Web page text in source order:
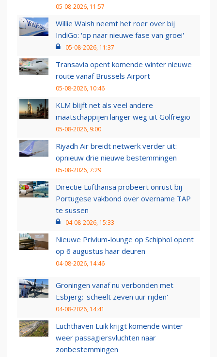
05-08-2026, 11:57
Willie Walsh neemt het roer over bij
IndiGo: 'op naar nieuwe fase van groei'
05-08-2026, 11:37
Transavia opent komende winter nieuwe
route vanaf Brussels Airport
05-08-2026, 10:46
KLM blijft net als veel andere
maatschappijen langer weg uit Golfregio
05-08-2026, 9:00
Riyadh Air breidt netwerk verder uit:
opnieuw drie nieuwe bestemmingen
05-08-2026, 7:29
Directie Lufthansa probeert onrust bij
Portugese vakbond over overname TAP
te sussen
04-08-2026, 15:33
Nieuwe Privium-lounge op Schiphol opent
op 6 augustus haar deuren
04-08-2026, 14:46
Groningen vanaf nu verbonden met
Esbjerg: 'scheelt zeven uur rijden'
04-08-2026, 14:41
Luchthaven Luik krijgt komende winter
weer passagiersvluchten naar
zonbestemmingen